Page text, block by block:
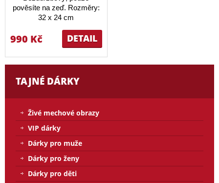
pověsíte na zeď. Rozměry:
32 x 24 cm
DETAIL
990 Kč
TAJNÉ DÁRKY
Živé mechové obrazy
VIP dárky
Dárky pro muže
Dárky pro ženy
Dárky pro děti